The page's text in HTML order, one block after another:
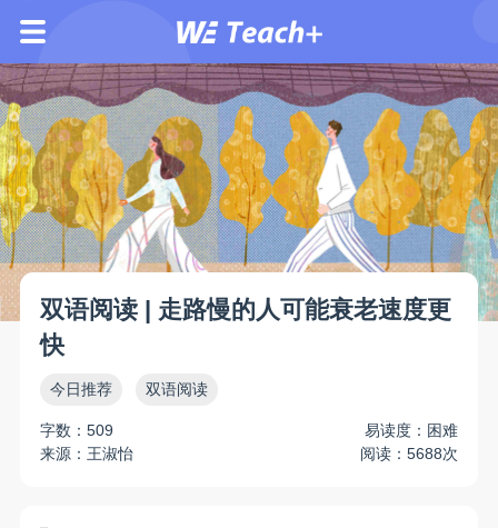
双语阅读 | 走路慢的人可能衰老速度更
快
今日推荐 双语阅读
字数：509
易读度：困难
来源：王淑怡
阅读：5688次